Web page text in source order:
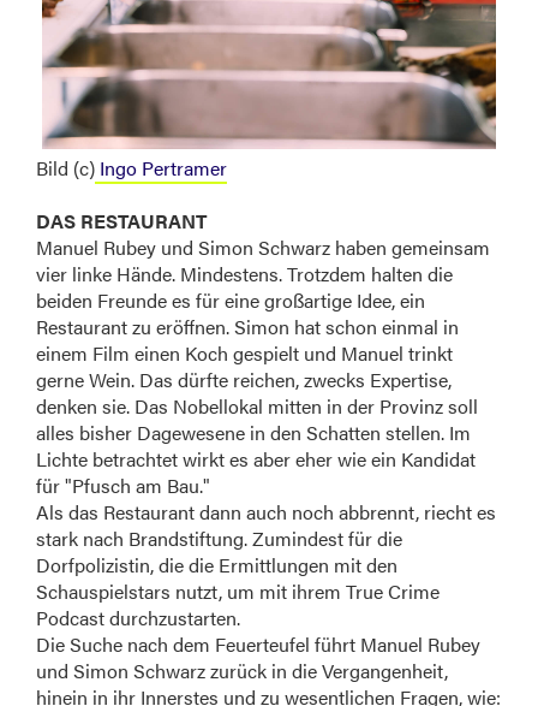
Bild (c) Ingo Pertramer
DAS RESTAURANT
Manuel Rubey und Simon Schwarz haben gemeinsam
vier linke Hände. Mindestens. Trotzdem halten die
beiden Freunde es für eine großartige Idee, ein
Restaurant zu eröffnen. Simon hat schon einmal in
einem Film einen Koch gespielt und Manuel trinkt
gerne Wein. Das dürfte reichen, zwecks Expertise,
denken sie. Das Nobellokal mitten in der Provinz soll
alles bisher Dagewesene in den Schatten stellen. Im
Lichte betrachtet wirkt es aber eher wie ein Kandidat
für "Pfusch am Bau."
Als das Restaurant dann auch noch abbrennt, riecht es
stark nach Brandstiftung. Zumindest für die
Dorfpolizistin, die die Ermittlungen mit den
Schauspielstars nutzt, um mit ihrem True Crime
Podcast durchzustarten.
Die Suche nach dem Feuerteufel führt Manuel Rubey
und Simon Schwarz zurück in die Vergangenheit,
hinein in ihr Innerstes und zu wesentlichen Fragen, wie: